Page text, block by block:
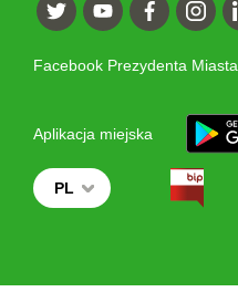
Facebook Prezydenta Miasta
Aplikacja miejska
PL